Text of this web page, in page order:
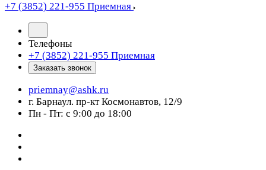
+7 (3852) 221-955 Приемная
Телефоны
+7 (3852) 221-955 Приемная
Заказать звонок
priemnay@ashk.ru
г. Барнаул. пр-кт Космонавтов, 12/9
Пн - Пт: с 9:00 до 18:00